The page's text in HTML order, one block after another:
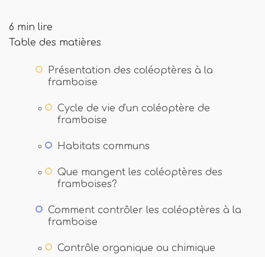
6 min lire
Table des matières
Présentation des coléoptères à la
framboise
Cycle de vie d'un coléoptère de
framboise
Habitats communs
Que mangent les coléoptères des
framboises?
Comment contrôler les coléoptères à la
framboise
Contrôle organique ou chimique